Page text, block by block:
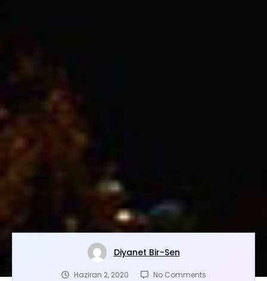
Diyanet Bir-Sen
Haziran 2, 2020 No Comments